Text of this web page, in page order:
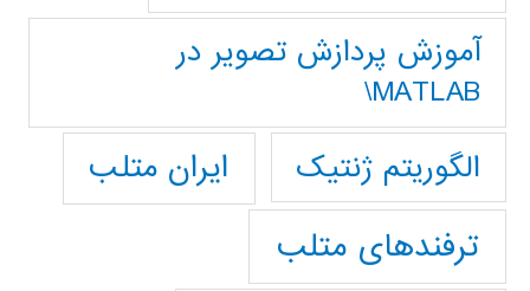
آموزش پردازش تصوير در
MATLAB\
الگوریتم ژنتیک
ایران متلب
ترفندهای متلب